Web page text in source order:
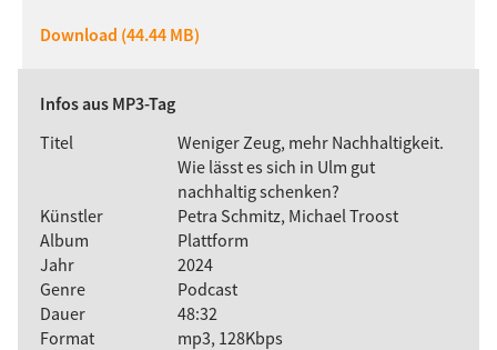
Download (44.44 MB)
Infos aus MP3-Tag
Titel
Weniger Zeug, mehr Nachhaltigkeit.
Wie lässt es sich in Ulm gut
nachhaltig schenken?
Künstler
Petra Schmitz, Michael Troost
Album
Plattform
Jahr
2024
Genre
Podcast
Dauer
48:32
Format
mp3, 128Kbps